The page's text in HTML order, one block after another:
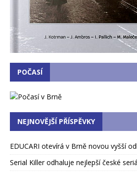
POČASÍ
NEJNOVĚJŠÍ PŘÍSPĚVKY
EDUCARI otevírá v Brně novou vyšší
Serial Killer odhaluje nejlepší české